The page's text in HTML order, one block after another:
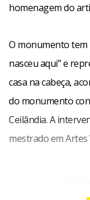
homenagem do
O monumento tem
nasceu aqui” e
casa na cabeça,
do monumento
Ceilândia. A
mestrado em Artes